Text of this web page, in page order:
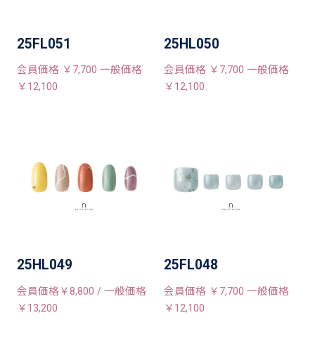
25FL051
会員価格 ￥7,700 一般価格
￥12,100
25HL050
会員価格 ￥7,700 一般価格
￥12,100
25HL049
会員価格￥8,800 / 一般価格
￥13,200
25FL048
会員価格 ￥7,700 一般価格
￥12,100